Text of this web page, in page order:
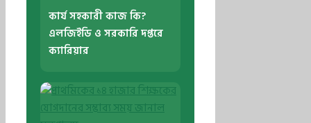
কার্য সহকারী কাজ কি?
এলজিইডি ও সরকারি দপ্তরে
ক্যারিয়ার